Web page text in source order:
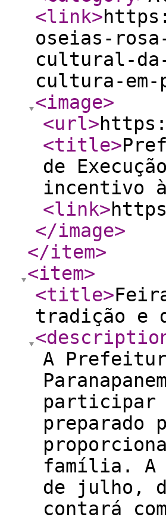
<link>
oseias-
cultural-
cultura-em-
<image>
<url>
<title>
de
incentivo à
<link>
</image>
</item>
<item>
<title>
tradição e
A
participar
família. A
de julho,
contará